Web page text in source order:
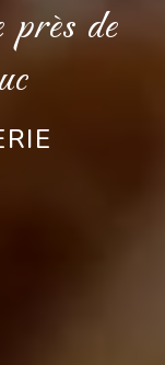
de